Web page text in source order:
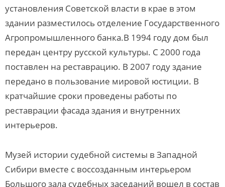
установления Советской власти в крае в этом
здании разместилось отделение Государственного
Агропромышленного банка.В 1994 году дом был
передан центру русской культуры. С 2000 года
поставлен на реставрацию. В 2007 году здание
передано в пользование мировой юстиции. В
кратчайшие сроки проведены работы по
реставрации фасада здания и внутренних
интерьеров.
Музей истории судебной системы в Западной
Сибири вместе с воссозданным интерьером
Большого зала судебных заседаний вошел в состав